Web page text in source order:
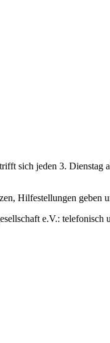
sich jeden 3. Dienstag
Hilfestellungen geben
e.V.: